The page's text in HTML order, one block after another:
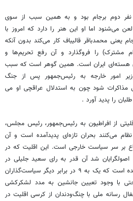
نفر دوم برجام بود و به همین سبب از سوی
می‌شنود اما او این هنر را دارد که امروز با
یعنی محمدباقر قالیباف کار می‌کند بدون آنکه
مشترک) را فروگذارد و آن رفع تحریم‌ها و
هسته‌ای ایران است. همین گوهر است که سبب
امور خارجه به رئیس‌جمهور پس از جنگ
شود چون به استدلال عراقچی او می
را پدید آورد .
از افراطیون به رئیس‌جمهور، رئیس مجلس،
می‌کنند بحران تازه‌ای پدیدآمده است و آن
بر سر سیاست خارجی است. این اقلیت که در
مانع اجماع اصولگرایان شد آن قدر به رای سعید جلیلی در
برابر محمدباقر قالیباف مغرور شده است که یک به ۹ در برابر دیگر سیاست‌گذاران
با وجود تعیین جانشین به مدد لشکرکشی
رسانه ملی با چنگ‌ودندان از کرسی اقلیت در